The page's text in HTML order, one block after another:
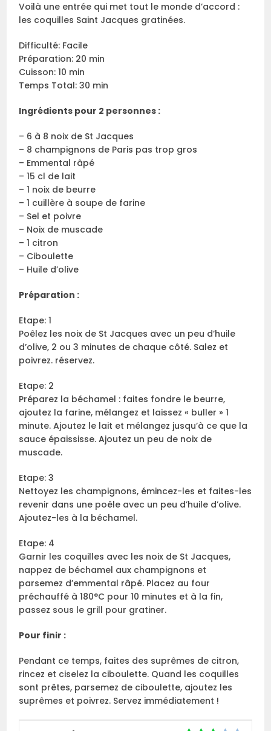
Voilà une entrée qui met tout le monde d’accord :
les coquilles Saint Jacques gratinées.
Difficulté: Facile
Préparation: 20 min
Cuisson: 10 min
Temps Total: 30 min
Ingrédients pour 2 personnes :
– 6 à 8 noix de St Jacques
– 8 champignons de Paris pas trop gros
– Emmental râpé
– 15 cl de lait
– 1 noix de beurre
– 1 cuillère à soupe de farine
– Sel et poivre
– Noix de muscade
– 1 citron
– Ciboulette
– Huile d’olive
Préparation :
Etape: 1
Poêlez les noix de St Jacques avec un peu d’huile
d’olive, 2 ou 3 minutes de chaque côté. Salez et
poivrez. réservez.
Etape: 2
Préparez la béchamel : faites fondre le beurre,
ajoutez la farine, mélangez et laissez « buller » 1
minute. Ajoutez le lait et mélangez jusqu’à ce que la
sauce épaississe. Ajoutez un peu de noix de
muscade.
Etape: 3
Nettoyez les champignons, émincez-les et faites-les
revenir dans une poêle avec un peu d’huile d’olive.
Ajoutez-les à la béchamel.
Etape: 4
Garnir les coquilles avec les noix de St Jacques,
nappez de béchamel aux champignons et
parsemez d’emmental râpé. Placez au four
préchauffé à 180°C pour 10 minutes et à la fin,
passez sous le grill pour gratiner.
Pour finir :
Pendant ce temps, faites des suprêmes de citron,
rincez et ciselez la ciboulette. Quand les coquilles
sont prêtes, parsemez de ciboulette, ajoutez les
suprêmes et poivrez. Servez immédiatement !